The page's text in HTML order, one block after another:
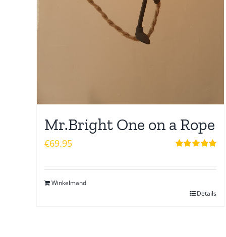
Mr.Bright One on a Rope
€69.95
Winkelmand
Details